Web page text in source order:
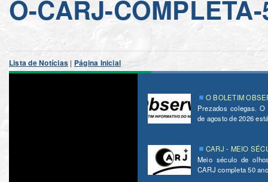
O-CARJ-
Lista de Notícias | Página Inicial
O BOLETIM
Prezados colegas.
de agosto de 2026
CARJ - MEIO
Meio século de
CARJ completa 50